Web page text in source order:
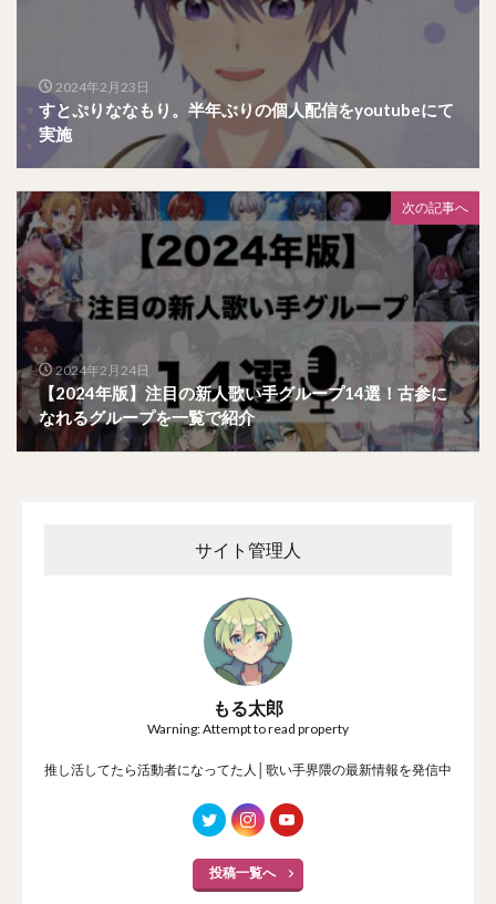
2024年2月23日
すとぷりななもり。半年ぶりの個人配信をyoutubeにて
実施
次の記事へ
2024年2月24日
【2024年版】注目の新人歌い手グループ14選！古参に
なれるグループを一覧で紹介
サイト管理人
もる太郎
Warning: Attempt to read property
推し活してたら活動者になってた人│歌い手界隈の最新情報を発信中
投稿一覧へ